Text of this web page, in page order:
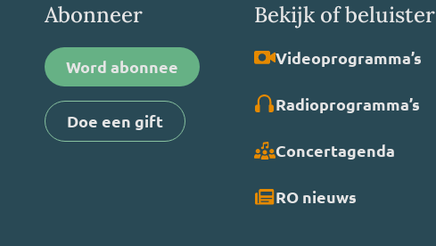
Abonneer
Word abonnee
Doe een gift
Bekijk of beluister
Video­programma’s
Radio­programma’s
Concertagenda
RO nieuws